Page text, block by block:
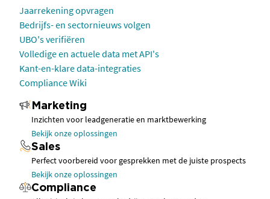
Jaarrekening opvragen
Bedrijfs- en sectornieuws volgen
UBO's verifiëren
Volledige en actuele data met API's
Kant-en-klare data-integraties
Compliance Wiki
Marketing
Inzichten voor leadgeneratie en marktbewerking
Bekijk onze oplossingen
Sales
Perfect voorbereid voor gesprekken met de juiste prospects
Bekijk onze oplossingen
Compliance